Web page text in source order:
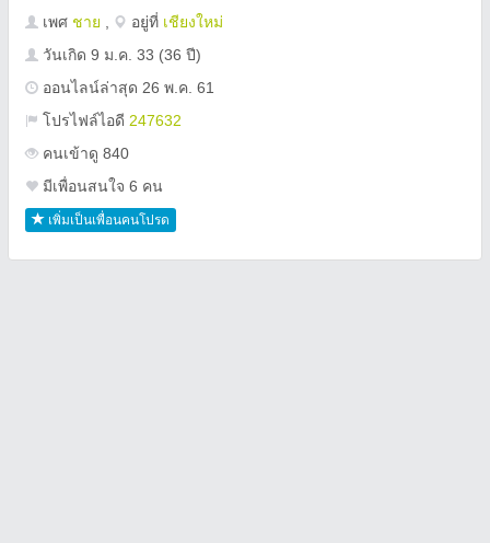
เพศ ชาย อยู่ที่ เชียงใหม่
วันเกิด 9 ม.ค. 33 (36 ปี)
ออนไลน์ล่าสุด 26 พ.ค. 61
โปรไฟล์ไอดี 247632
คนเข้าดู 840
มีเพื่อนสนใจ 6 คน
เพิ่มเป็นเพื่อนคนโปรด